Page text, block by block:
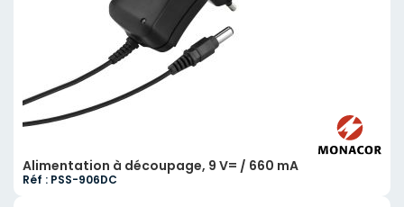
Alimentation à découpage, 9 V= / 660 mA
Réf : PSS-906DC